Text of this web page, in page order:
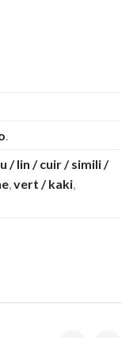
.
/ lin / cuir / simili /
,vert / kaki,